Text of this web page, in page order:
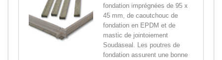
fondation imprégnées de 95 x
45 mm, de caoutchouc de
fondation en EPDM et de
mastic de jointoiement
Soudaseal. Les poutres de
fondation assurent une bonne